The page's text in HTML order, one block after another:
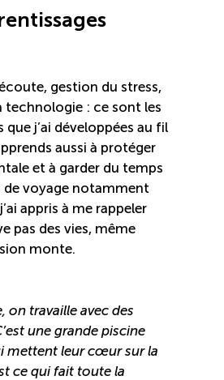
gestion du stress,
technologie : ce sont les
j’ai développées au fil
aussi à protéger
et à garder du temps
voyage notamment
appris à me rappeler
pas des vies, même
monte.
on travaille avec des
une grande piscine
mettent leur cœur sur la
ce qui fait toute la